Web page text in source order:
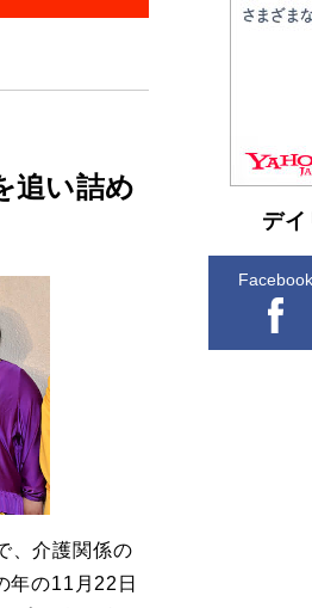
追い詰め
、介護関係の
年の11月22日
友近氏
人々が
とりの
デ
Facebook